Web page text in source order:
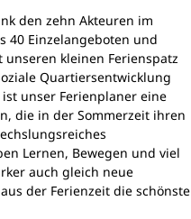
den zehn Akteuren im
40 Einzelangeboten und
kleinen Ferienspatz
Quartiersentwicklung
ist unser Ferienplaner eine
die in der Sommerzeit ihren
Lernen, Bewegen und viel
auch gleich neue
der Ferienzeit die schönste